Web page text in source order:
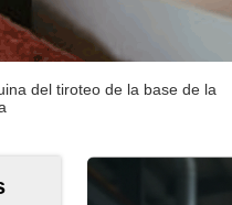
del tiroteo de la base de la